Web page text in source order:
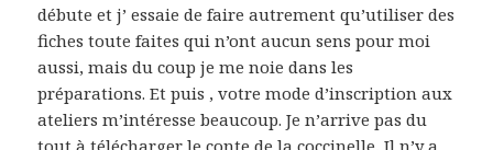
débute et j’ essaie de faire autrement qu’utiliser des
fiches toute faites qui n’ont aucun sens pour moi
aussi, mais du coup je me noie dans les
préparations. Et puis , votre mode d’inscription aux
ateliers m’intéresse beaucoup. Je n’arrive pas du
tout à télécharger le conte de la coccinelle, Il n’y a